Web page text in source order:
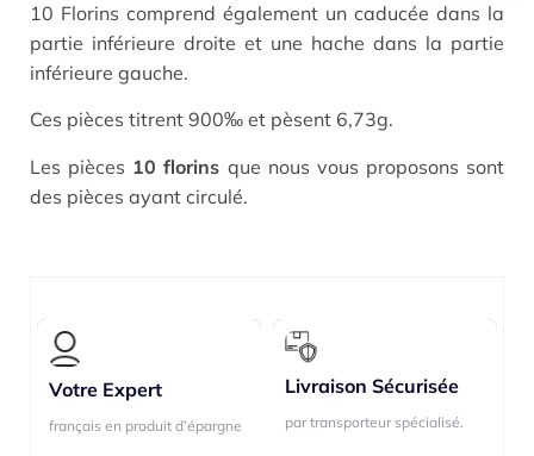
10 Florins comprend également un caducée dans la
partie inférieure droite et une hache dans la partie
inférieure gauche.
Ces pièces titrent 900‰ et pèsent 6,73g.
Les pièces 10 florins que nous vous proposons sont
des pièces ayant circulé.
Votre Expert
français en produit d’épargne
Votre Expert
français en produit d’épargne
Livraison Sécurisée
par transporteur spécialisé.
Livraison Sécurisée
par transporteur spécialisé.